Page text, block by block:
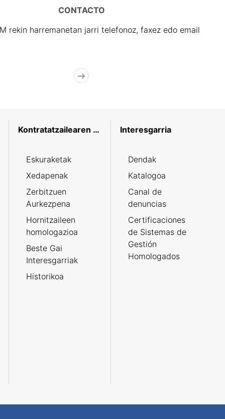
CONTACTO
rekin harremanetan jarri telefonoz, faxez edo email
Kontratatzailearen profila
Eskuraketak
Xedapenak
Zerbitzuen
Aurkezpena
Hornitzaileen
homologazioa
Beste Gai
Interesgarriak
Historikoa
Interesgarria
Dendak
Katalogoa
Canal de
denuncias
Certificaciones
de Sistemas de
Gestión
Homologados